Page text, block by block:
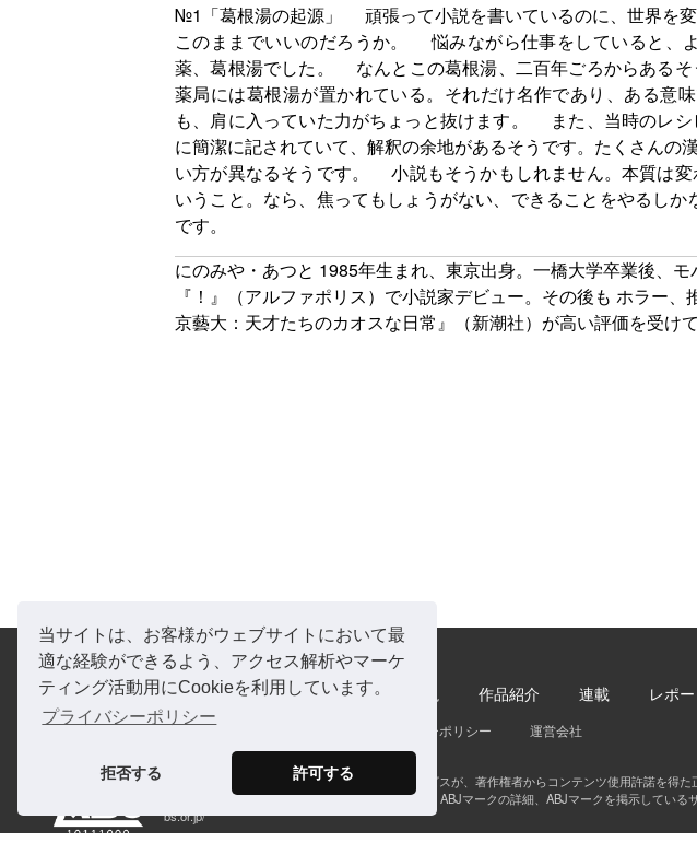
当サイトは、お客様がウェブサイトにおいて最
適な経験ができるよう、アクセス解析やマーケ
ティング活動用にCookieを利用しています。
プライバシーポリシー
拒否する 許可する
№1「葛根湯の起源」 頑張って小説を書いているのに、世界を変
このままでいいのだろうか。 悩みながら仕事をしていると、
薬、葛根湯でした。 なんとこの葛根湯、二百年ごろからある
薬局には葛根湯が置かれている。それだけ名作であり、ある
も、肩に入っていた力がちょっと抜けます。 また、当時のレ
に簡潔に記されていて、解釈の余地があるそうです。たくさん
い方が異なるそうです。 小説もそうかもしれません。本質は
いうこと。なら、焦ってもしょうがない、できることをやるし
です。
にのみや・あつと 1985年生まれ、東京出身。一橋大学卒業後、
『！』（アルファポリス）で小説家デビュー。その後も ホラー
京藝大：天才たちのカオスな日常』（新潮社）が高い評価を受けて
特集 インタビュー・対談 書評 自作解説 作品紹介 連載 レポー
実日オンラインについて プライバシーポリシー 運営会社
ABJマークは、この電子書店・電子書籍配信サービスが、著作権者からコンテンツ使用許諾を得
す登録商標（登録番号第６０９１７１３号）です。ABJマークの詳細、ABJマークを掲示してい
bs.or.jp/